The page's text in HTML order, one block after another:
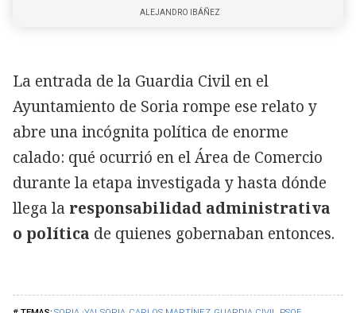
ALEJANDRO IBÁÑEZ
La entrada de la Guardia Civil en el
Ayuntamiento de Soria rompe ese relato y
abre una incógnita política de enorme
calado: qué ocurrió en el Área de Comercio
durante la etapa investigada y hasta dónde
llega la responsabilidad administrativa
o política de quienes gobernaban entonces.